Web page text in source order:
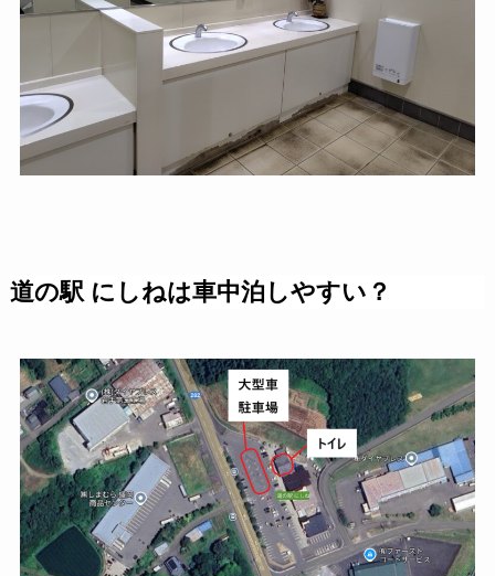
道の駅 にしねは車中泊しやすい？